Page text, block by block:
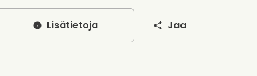
Lisätietoja Jaa